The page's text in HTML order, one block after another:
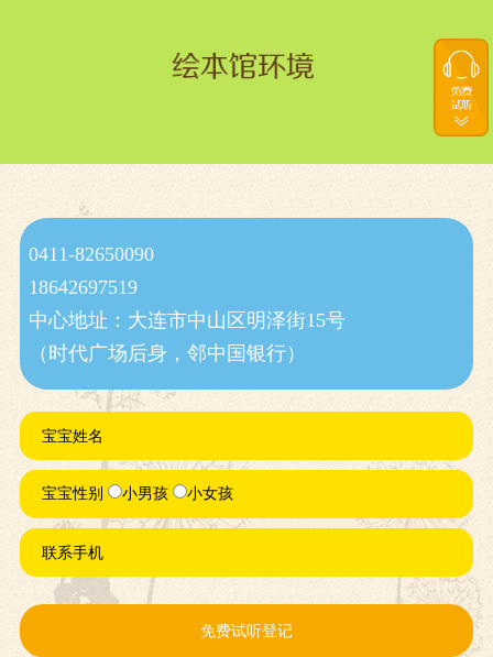
0411-82650090
18642697519
中心地址：大连市中山区明泽街15号
（时代广场后身，邻中国银行）
宝宝姓名
宝宝性别 小男孩 小女孩
联系手机